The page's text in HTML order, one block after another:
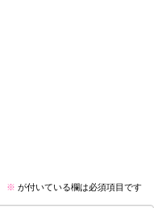
※ が付いている欄は必須項目です